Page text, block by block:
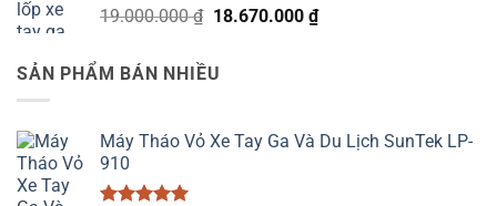
19.000.000₫ Giá
19.000.000 ₫.
18.670.000 ₫Giá
SẢN PHẨM BÁN NHIỀU
Máy Tháo Vỏ Xe Tay Ga Và Du Lịch SunTek LP-
910